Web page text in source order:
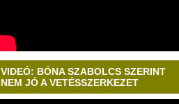
VIDEÓ: BÓNA SZABOLCS SZERINT
NEM JÓ A VETÉSSZERKEZET